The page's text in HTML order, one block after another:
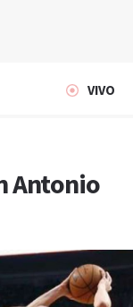
VIVO
Antonio